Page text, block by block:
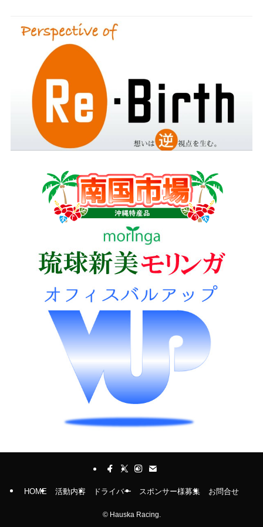
HOME 活動内容 ドライバー スポンサー様募集 お問合せ
©Hauska Racing.